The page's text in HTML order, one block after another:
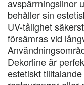
avspärrningslinor
behåller sin
UV-tålighet
försämras vid
Dekorline är
estetiskt